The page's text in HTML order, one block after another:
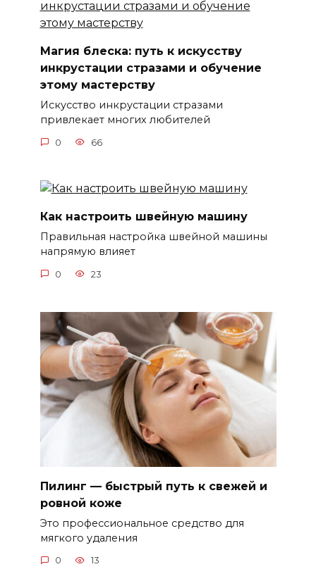
Магия блеска: путь к искусству
инкрустации стразами и обучение
этому мастерству
Искусство инкрустации стразами
привлекает многих любителей
0 66
Как настроить швейную машину
Правильная настройка швейной машины
напрямую влияет
0 23
Пилинг — быстрый путь к свежей и
ровной коже
Это профессиональное средство для
мягкого удаления
0 13